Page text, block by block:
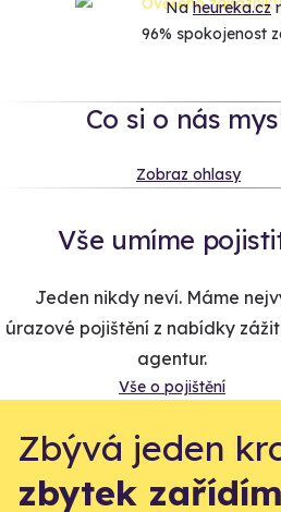
Naheureka.cz
96% spokojenost
Co si o nás
Zobraz ohlasy
Vše umíme
Jeden nikdy neví. Máme
úrazové pojištění z nabídky
agentur.
Vše o pojištění
Zbývá jeden
zbytek